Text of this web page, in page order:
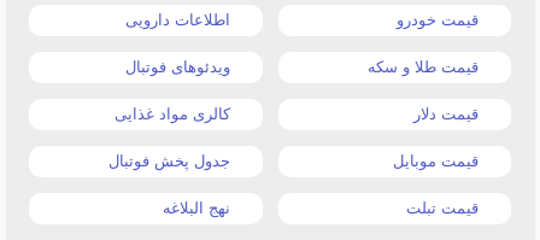
قیمت خودرو اطلاعات دارویی
قیمت طلا و سکه ویدئوهای فوتبال
قیمت دلار کالری مواد غذایی
قیمت موبایل جدول پخش فوتبال
قیمت تبلت نهج البلاغه